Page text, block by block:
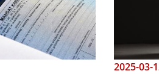
2025-03-